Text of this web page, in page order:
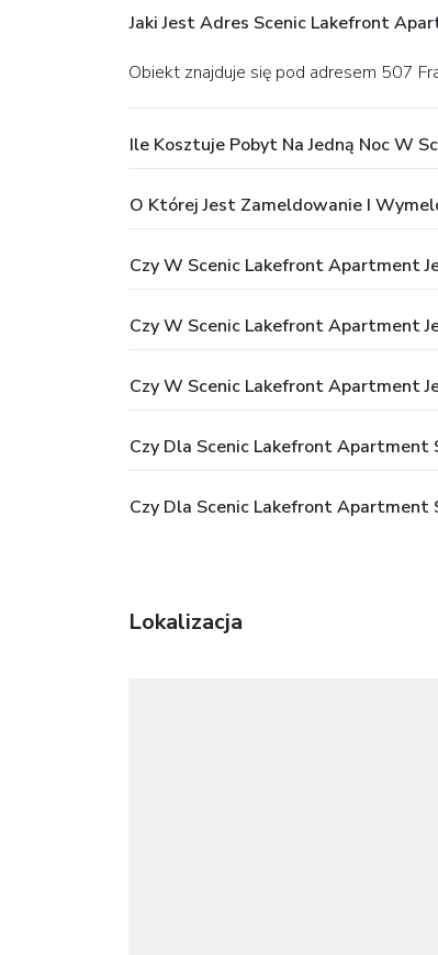
Jaki Jest Adres Scenic Lakefront
Obiekt znajduje się pod adresem 507
Ile Kosztuje Pobyt Na Jedną Noc W
O Której Jest Zameldowanie I
Czy W Scenic Lakefront Apartment
Czy W Scenic Lakefront Apartment
Czy W Scenic Lakefront Apartment
Czy Dla Scenic Lakefront Apartment
Czy Dla Scenic Lakefront Apartment
Lokalizacja